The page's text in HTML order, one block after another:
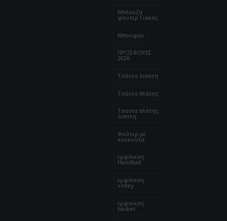
Μπλούζα
φούτερ Γιακάς
Μπουφαν
ΠΡΟΣΦΟΡΕΣ
2026
Τσάντα διπατη
Τσάντα πλάτης
Τσαντα πλάτης
διπατη
Φούτερ με
κουκούλα
εμφάνιση
Handball
εμφάνιση
volley
εμφανιση
basket